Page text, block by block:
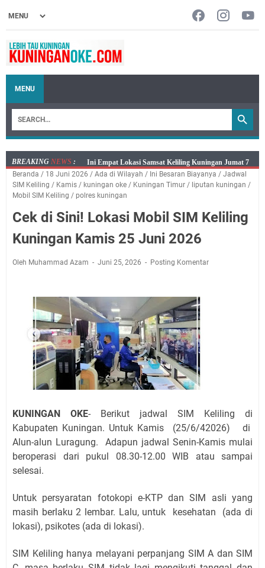
MENU
BREAKING NEWS :
Jumat 7 Agustus 2026 Mobil SIM Keliling Ada di
Kecamatan Sindangagung
Embun Pagi Jumat 8 Agustus 2026: Jika Keberkahan
Kelaparan Meskipun Memiliki Sekarung Penuh Uang
Salat Lima Waktu itu Bukan Cuma Kewajiban, Tapi
Jadwal Salat Wilayah Kuningan Jumat 7 Agustus 2026
Sangat Seru
Warga Mulai Kesulitan Air Bersih Akibat Kekeringan,
Polres Kuningan dan PAM Tirta Kamuning Salurakan
12 Ribu Liter
Uniku Jadi Tuan Rumah Pendampingan Penyusunan
Dokumen SPMI
Sudahkah Kita Merdeka Dari Hawa Nafsu?
Agustus 2026, Daging Naik, Telur Turun
Agenda Kegiatan Bupati Kuningan Jumat 7 Agustus
2026 Ada Tiga, Tapi yang Bakal Dihadiri Hanya Satu
Ini Empat Lokasi Samsat Keliling Kuningan Jumat 7
Beranda / 18 Juni 2026 / Ada di Wilayah / Ini Besaran Biayanya / Jadwal
SIM Keliling / Kamis / kuningan oke / Kuningan Timur / liputan kuningan /
Mobil SIM Keliling / polres kuningan
Cek di Sini! Lokasi Mobil SIM Keliling
Kuningan Kamis 25 Juni 2026
Oleh Muhammad Azam Juni 25, 2026 Posting Komentar
KUNINGAN OKE- Berikut jadwal SIM Keliling di
Kabupaten Kuningan. Untuk Kamis (25/6/42026)
di
Alun-alun Luragung. Adapun jadwal Senin-Kamis mulai
beroperasi dari pukul 08.30-12.00 WIB atau sampai
selesai.
Untuk persyaratan fotokopi e-KTP dan SIM asli yang
masih berlaku 2 lembar. Lalu, untuk kesehatan (ada di
lokasi), psikotes (ada di lokasi).
SIM Keliling hanya melayani perpanjang SIM A dan SIM